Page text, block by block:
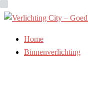
Ga
naar
inhoud
Home
Binnenverlichting